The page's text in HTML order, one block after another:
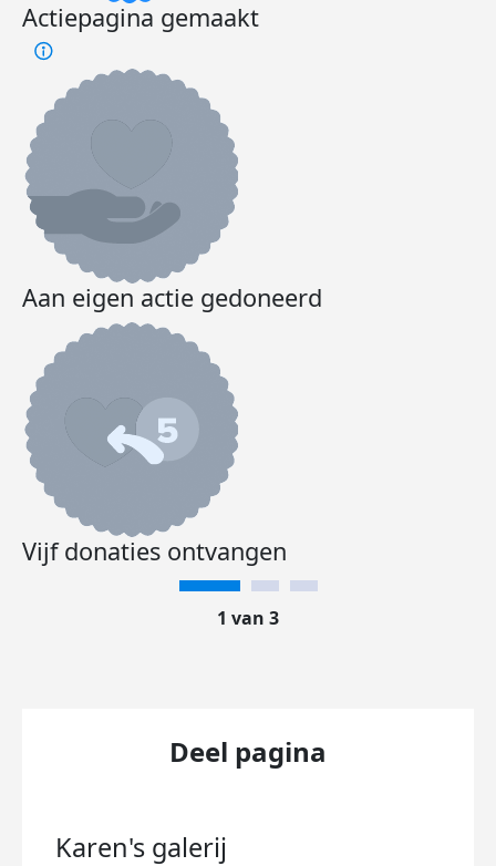
Actiepagina gemaakt
Aan eigen actie gedoneerd
Vijf donaties ontvangen
1 van 3
Deel pagina
Karen's galerij